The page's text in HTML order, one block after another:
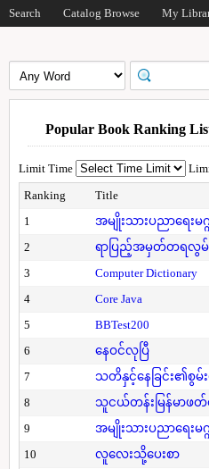
Search Catalog Browse My
Popular Book Ranking
Limit Time
Ranking
Title
1
အမျိုးသားပညာရေးမ
2
ရာပြည့်အမှတ်တရလွ
3
Computer Dictionary
4
Core Java
5
BBTest200
6
နေဝင်လုပြီ
7
သတိနှင့်နေခြင်း၏စွမ်
8
သူငယ်တန်းမြန်မာဖတ်
9
အမျိုးသားပညာရေးမ
10
လူလေးသို့ပေးစာ